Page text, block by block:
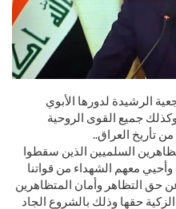
الرشيدة لدورها الأبوي
وكذلك جميع القوى الروحية
تأريخ العراق..
السلميين الذين سقطوا
معهم الشهداء من قواتنا
حق التظاهر وأمان المتظاهرين
حقها وذلك بالشروع الجاد